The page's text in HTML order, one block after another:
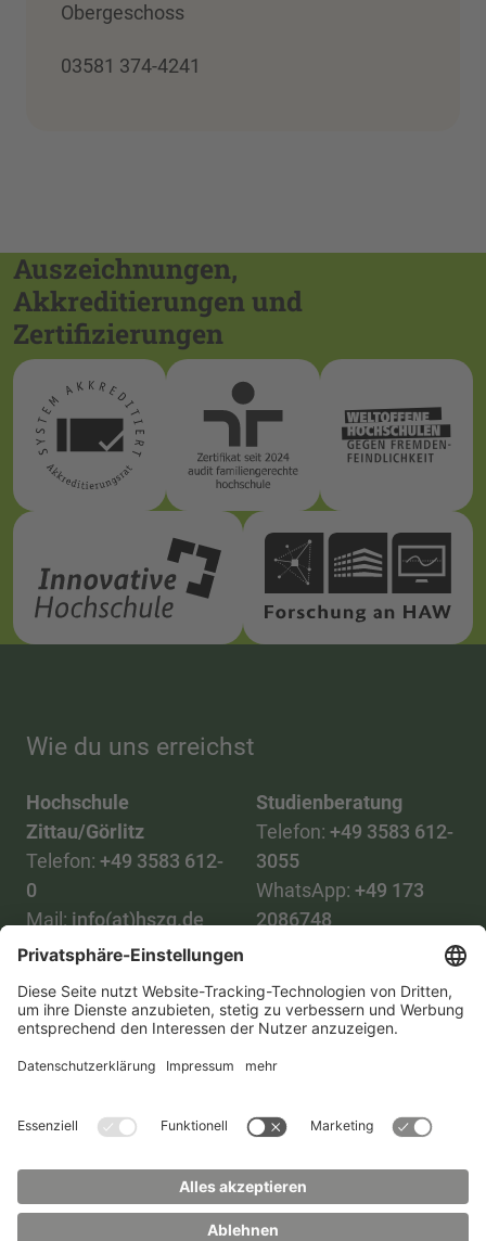
Obergeschoss
03581 374-4241
Auszeichnungen,
Akkreditierungen und
Zertifizierungen
Wie du uns erreichst
Hochschule
Zittau/Görlitz
Telefon: +49 3583 612-
0
Mail:info(at)hszg.de
Studienberatung
Telefon: +49 3583 612-
3055
WhatsApp: +49 173
2086748
Alle StudiengängeDatenschutz
ImpressumBarrierefreiheitPresse